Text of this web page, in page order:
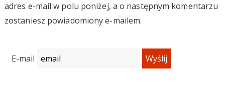
adres e-mail w polu poniżej, a o następnym komentarzu
zostaniesz powiadomiony e-mailem.
E-mail